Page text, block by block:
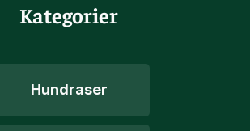
Kategorier
Hundraser